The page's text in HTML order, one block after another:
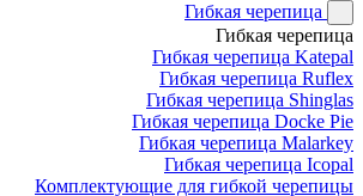
Гибкая черепица
Гибкая черепица
Гибкая черепица Katepal
Гибкая черепица Ruflex
Гибкая черепица Shinglas
Гибкая черепица Docke Pie
Гибкая черепица Malarkey
Гибкая черепица Icopal
Комплектующие для гибкой черепицы